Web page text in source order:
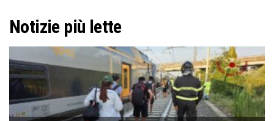
Notizie più lette